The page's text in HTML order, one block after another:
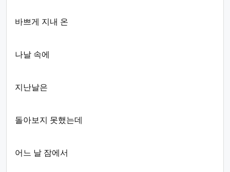
바쁘게 지내 온
나날 속에
지난날은
돌아보지 못했는데
어느 날 잠에서